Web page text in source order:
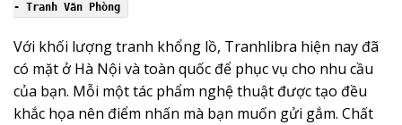
- Tranh Văn Phòng
Với khối lượng tranh khổng lồ, Tranhlibra hiện nay đã
có mặt ở Hà Nội và toàn quốc để phục vụ cho nhu cầu
của bạn. Mỗi một tác phẩm nghệ thuật được tạo đều
khắc họa nên điểm nhấn mà bạn muốn gửi gắm. Chất